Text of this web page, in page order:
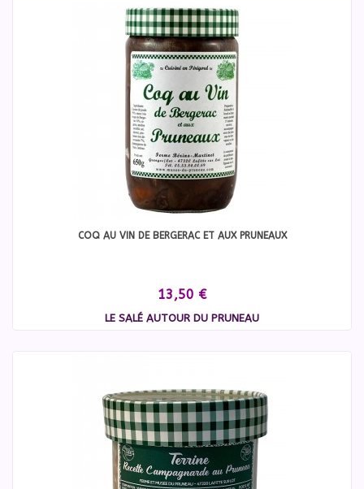
COQ AU VIN DE BERGERAC ET AUX PRUNEAUX
13,50 €
LE SALÉ AUTOUR DU PRUNEAU